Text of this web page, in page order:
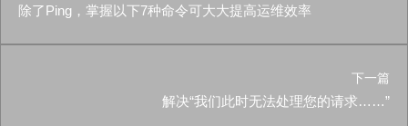
除了Ping，掌握以下7种命令可大大提高运维效率
下一篇
解决“我们此时无法处理您的请求……”